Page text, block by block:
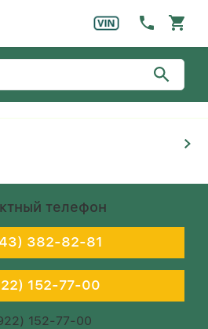
телефон
382-82-81
152-77-00
152-77-00